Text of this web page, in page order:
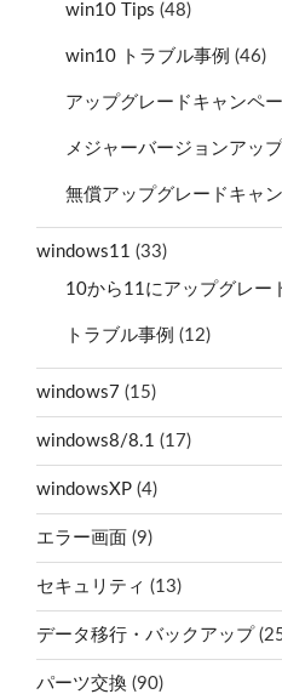
win10 Tips (48)
win10 トラブル事例 (46)
アップグレードキャンペ
メジャーバージョンアップ
無償アップグレードキャ
windows11 (33)
10から11にアップグレー
トラブル事例 (12)
windows7 (15)
windows8/8.1 (17)
windowsXP (4)
エラー画面 (9)
セキュリティ (13)
データ移行・バックアップ
パーツ交換 (90)